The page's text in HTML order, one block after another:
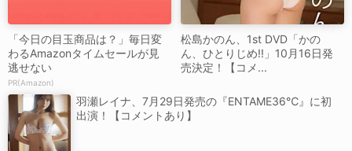
「今日の目玉商品は？」毎日変
わるAmazonタイムセールが見
逃せない
PR(Amazon)
松島かのん、1st DVD「かの
ん、ひとりじめ!!」10月16日発
売決定！【コメ...
羽瀬レイナ、7月29日発売の『ENTAME36℃』に初
出演！【コメントあり】